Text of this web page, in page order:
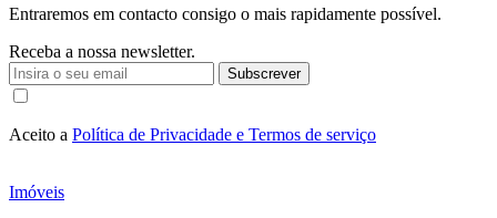
Entraremos em contacto consigo o mais rapidamente possível.
Receba a nossa newsletter.
Subscrever
Aceito a Política de Privacidade e Termos de serviço
Imóveis